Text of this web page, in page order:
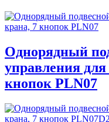
Однорядный
управления
кнопок PLN07